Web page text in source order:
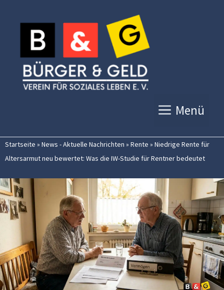
Inhalt
springen
Menü
Startseite » News - Aktuelle Nachrichten » Rente » Niedrige Rente für
Altersarmut neu bewertet: Was die IW-Studie für Rentner bedeutet